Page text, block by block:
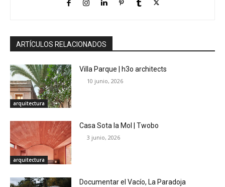
ARTÍCULOS RELACIONADOS
arquitectura
Villa Parque | h3o architects
10 junio, 2026
arquitectura
Casa Sota la Mol | Twobo
3 junio, 2026
Documentar el Vacío, La Paradoja